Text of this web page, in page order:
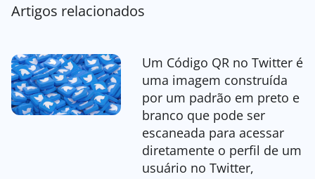
Artigos relacionados
Um Código QR no Twitter é
uma imagem construída
por um padrão em preto e
branco que pode ser
escaneada para acessar
diretamente o perfil de um
usuário no Twitter,